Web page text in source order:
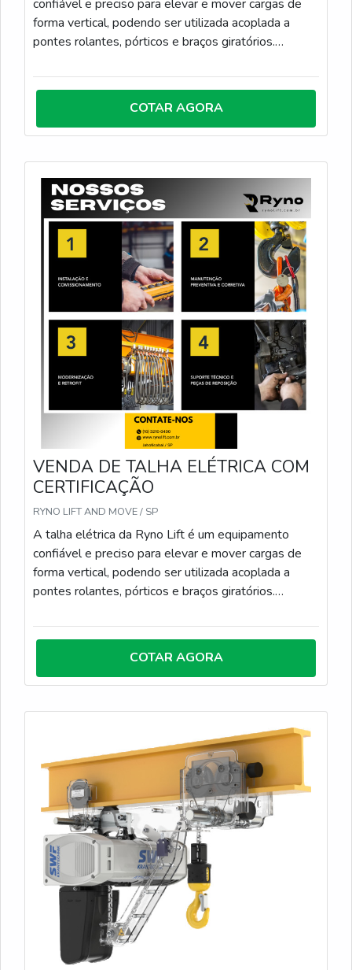
confiável e preciso para elevar e mover cargas de
forma vertical, podendo ser utilizada acoplada a
pontes rolantes, pórticos e braços giratórios.
Especificações técnicas comuns: Capacidade: de
10t) e cabo de aço (acima de 1t) Elevação com
velocidade única ou dupla Motorização trifásica com
ou controle remoto Diferenciais: Baixo custo de
manutenção e alta durabilidade Equipamento
testado e certificado com normas técnicas
Instalação rápida e suporte técnico nacional Ideal
para elevação vertical em espaços com limitação de
COTAR AGORA
VENDA DE TALHA ELÉTRICA COM
CERTIFICAÇÃO
RYNO LIFT AND MOVE / SP
A talha elétrica da Ryno Lift é um equipamento
confiável e preciso para elevar e mover cargas de
forma vertical, podendo ser utilizada acoplada a
pontes rolantes, pórticos e braços giratórios.
Especificações técnicas comuns: Capacidade: de
10t) e cabo de aço (acima de 1t) Elevação com
velocidade única ou dupla Motorização trifásica com
ou controle remoto Diferenciais: Baixo custo de
manutenção e alta durabilidade Equipamento
testado e certificado com normas técnicas
Instalação rápida e suporte técnico nacional Ideal
para elevação vertical em espaços com limitação de
altura
COTAR AGORA